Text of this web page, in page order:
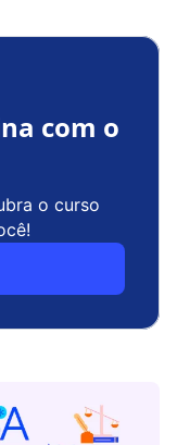
com o
o curso